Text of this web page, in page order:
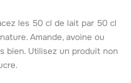
les 50 cl de lait par 50 cl
Amande, avoine ou
bien. Utilisez un produit non